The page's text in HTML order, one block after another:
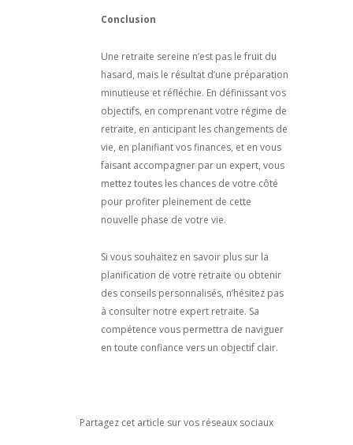
Conclusion
Une retraite sereine n’est pas le fruit du
hasard, mais le résultat d’une préparation
minutieuse et réfléchie. En définissant vos
objectifs, en comprenant votre régime de
retraite, en anticipant les changements de
vie, en planifiant vos finances, et en vous
faisant accompagner par un expert, vous
mettez toutes les chances de votre côté
pour profiter pleinement de cette
nouvelle phase de votre vie.
Si vous souhaitez en savoir plus sur la
planification de votre retraite ou obtenir
des conseils personnalisés, n’hésitez pas
à consulter notre expert retraite. Sa
compétence vous permettra de naviguer
en toute confiance vers un objectif clair.
Partagez cet article sur vos réseaux sociaux